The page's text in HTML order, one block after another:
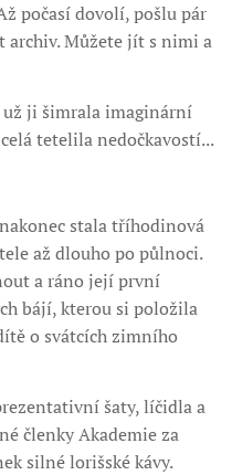
počasí dovolí, pošlu pár
archiv. Můžete jít s nimi a
už ji šimrala imaginární
tetelila nedočkavostí...
stala tříhodinová
až dlouho po půlnoci.
a ráno její první
bájí, kterou si položila
o svátcích zimního
šaty, líčidla a
členky Akademie za
silné lorišské kávy.